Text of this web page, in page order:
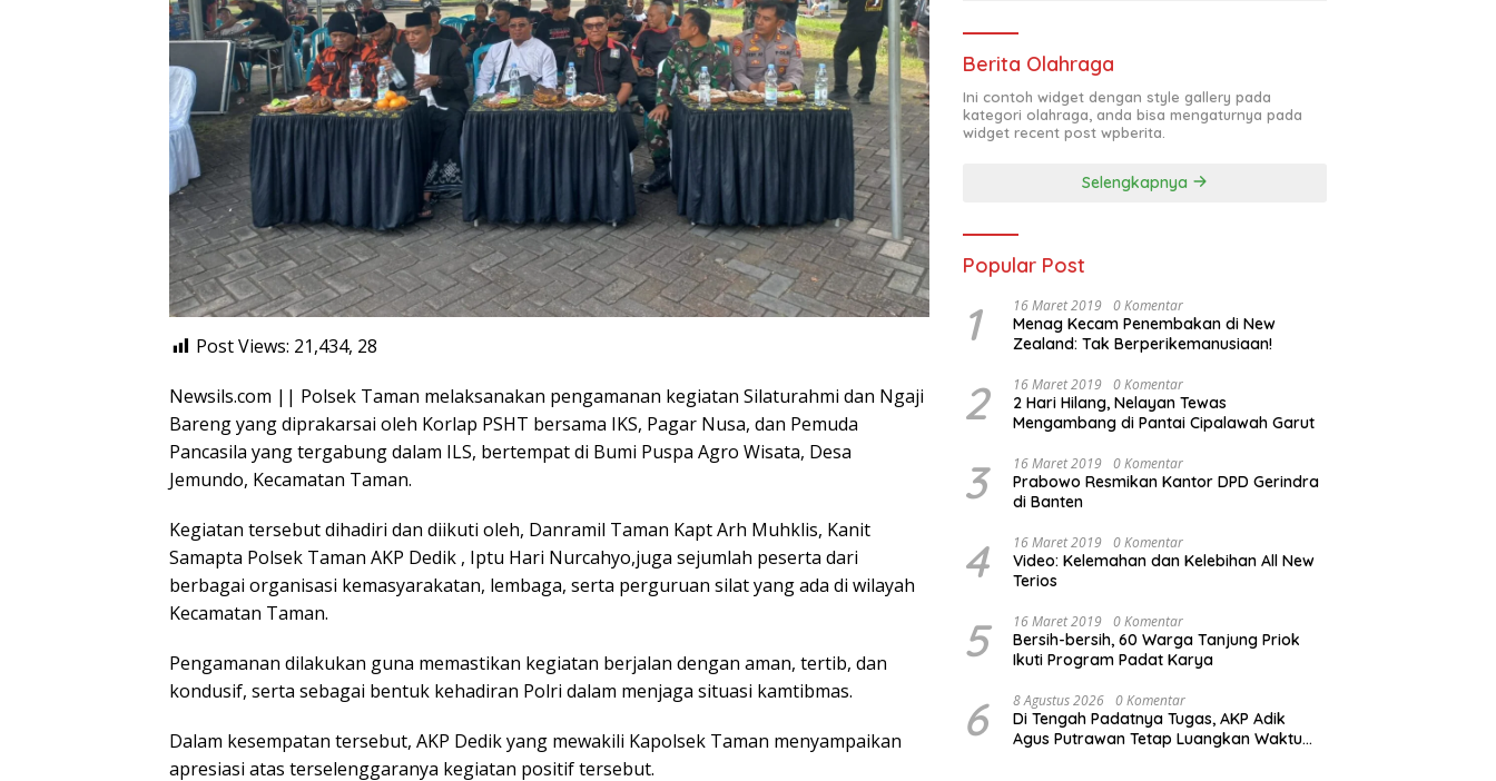
Post Views: 21,434, 28
Newsils.com || Polsek Taman melaksanakan pengamanan kegiatan Silaturahmi dan Ngaji
Bareng yang diprakarsai oleh Korlap PSHT bersama IKS, Pagar Nusa, dan Pemuda
Pancasila yang tergabung dalam ILS, bertempat di Bumi Puspa Agro Wisata, Desa
Jemundo, Kecamatan Taman.
Kegiatan tersebut dihadiri dan diikuti oleh, Danramil Taman Kapt Arh Muhklis, Kanit
Samapta Polsek Taman AKP Dedik , Iptu Hari Nurcahyo,juga sejumlah peserta dari
berbagai organisasi kemasyarakatan, lembaga, serta perguruan silat yang ada di wilayah
Kecamatan Taman.
Pengamanan dilakukan guna memastikan kegiatan berjalan dengan aman, tertib, dan
kondusif, serta sebagai bentuk kehadiran Polri dalam menjaga situasi kamtibmas.
Dalam kesempatan tersebut, AKP Dedik yang mewakili Kapolsek Taman menyampaikan
apresiasi atas terselenggaranya kegiatan positif tersebut.
Berita Olahraga
Ini contoh widget dengan style gallery pada
kategori olahraga, anda bisa mengaturnya pada
widget recent post wpberita.
Selengkapnya
Popular Post
1 16 Maret 2019 0 Komentar
Menag Kecam Penembakan di New
Zealand: Tak Berperikemanusiaan!
2 16 Maret 2019 0 Komentar
2 Hari Hilang, Nelayan Tewas
Mengambang di Pantai Cipalawah Garut
3 16 Maret 2019 0 Komentar
Prabowo Resmikan Kantor DPD Gerindra
di Banten
4 16 Maret 2019 0 Komentar
Video: Kelemahan dan Kelebihan All New
Terios
5 16 Maret 2019 0 Komentar
Bersih-bersih, 60 Warga Tanjung Priok
Ikuti Program Padat Karya
6 8 Agustus 2026 0 Komentar
Di Tengah Padatnya Tugas, AKP Adik
Agus Putrawan Tetap Luangkan Waktu